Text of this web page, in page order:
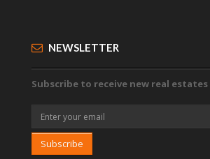
NEWSLETTER
Subscribe to receive new real estates
Subscribe